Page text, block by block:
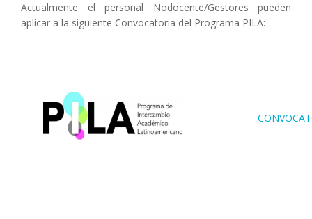
Actualmente el personal Nodocente/Gestores pueden
aplicar a la siguiente Convocatoria del Programa PILA: